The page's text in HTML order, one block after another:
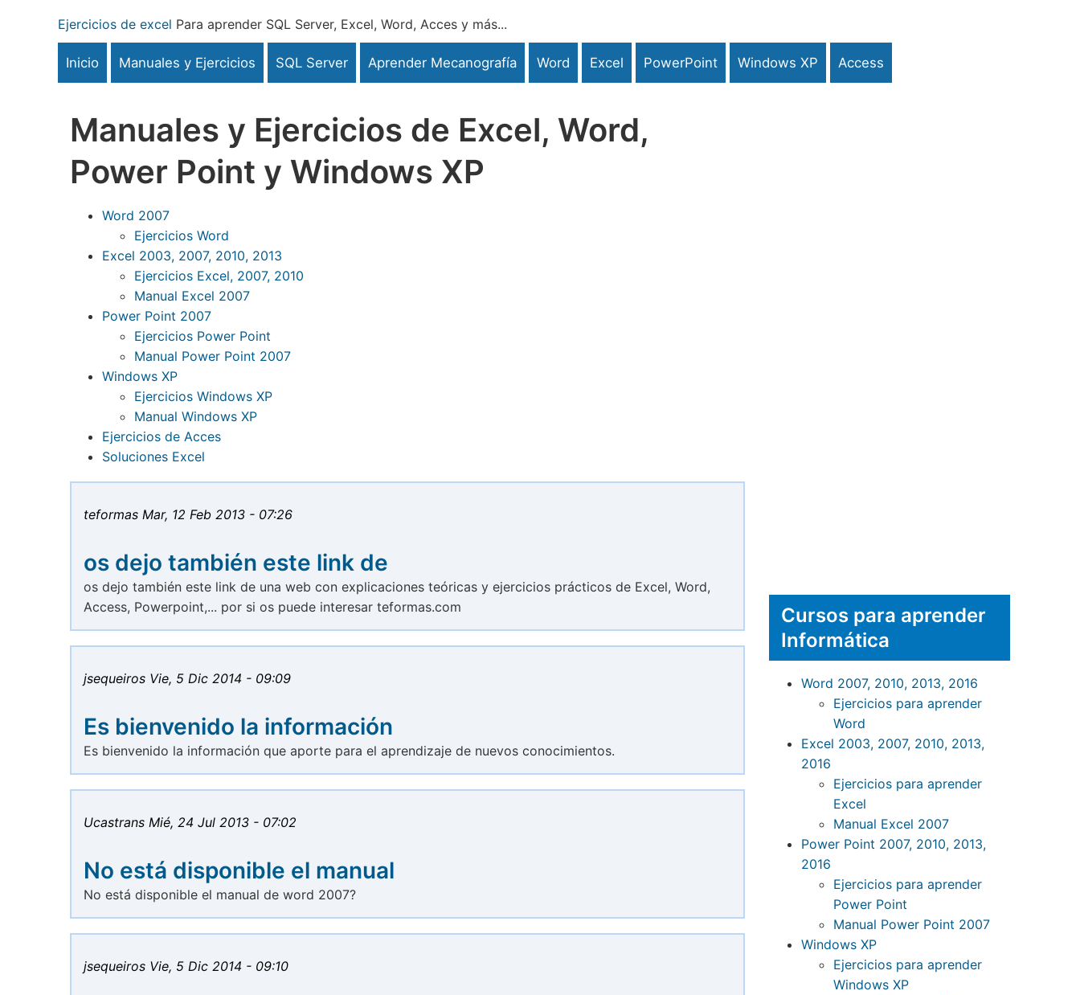
contenido
Ejercicios de excel Para aprender SQL Server, Excel, Word, Acces y más...
Inicio Manuales y Ejercicios SQL Server Aprender Mecanografía Word Excel PowerPoint Windows XP Access
Manuales y Ejercicios de Excel, Word,
Power Point y Windows XP
Word 2007
Ejercicios Word
Excel 2003, 2007, 2010, 2013
Ejercicios Excel, 2007, 2010
Manual Excel 2007
Power Point 2007
Ejercicios Power Point
Manual Power Point 2007
Windows XP
Ejercicios Windows XP
Manual Windows XP
Ejercicios de Acces
Soluciones Excel
teformas Mar, 12 Feb 2013 - 07:26
os dejo también este link de
os dejo también este link de una web con explicaciones teóricas y ejercicios prácticos de Excel, Word,
Access, Powerpoint,... por si os puede interesar teformas.com
jsequeiros Vie, 5 Dic 2014 - 09:09
Es bienvenido la información
Es bienvenido la información que aporte para el aprendizaje de nuevos conocimientos.
Ucastrans Mié, 24 Jul 2013 - 07:02
No está disponible el manual
No está disponible el manual de word 2007?
jsequeiros Vie, 5 Dic 2014 - 09:10
Cursos para aprender
Informática
Word 2007, 2010, 2013, 2016
Ejercicios para aprender
Word
Excel 2003, 2007, 2010, 2013,
2016
Ejercicios para aprender
Excel
Manual Excel 2007
Power Point 2007, 2010, 2013,
2016
Ejercicios para aprender
Power Point
Manual Power Point 2007
Windows XP
Ejercicios para aprender
Windows XP